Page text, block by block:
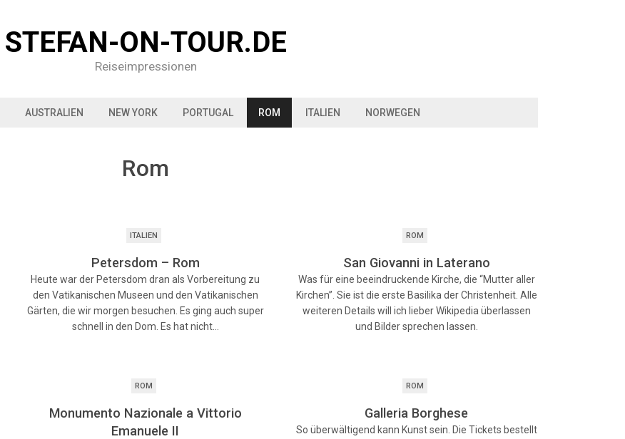
STEFAN-ON-TOUR.DE
Reiseimpressionen
AUSTRALIEN NEW YORK PORTUGAL ROM ITALIEN NORWEGEN
Rom
ITALIEN
Petersdom – Rom
Heute war der Petersdom dran als Vorbereitung zu
den Vatikanischen Museen und den Vatikanischen
Gärten, die wir morgen besuchen. Es ging auch super
schnell in den Dom. Es hat nicht…
ROM
San Giovanni in Laterano
Was für eine beeindruckende Kirche, die “Mutter aller
Kirchen”. Sie ist die erste Basilika der Christenheit. Alle
weiteren Details will ich lieber Wikipedia überlassen
und Bilder sprechen lassen.
ROM
Monumento Nazionale a Vittorio
Emanuele II
ROM
Galleria Borghese
So überwältigend kann Kunst sein. Die Tickets bestellt